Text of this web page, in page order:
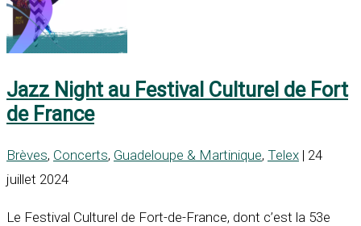
Jazz Night au Festival Culturel de Fort
de France
Brèves, Concerts, Guadeloupe & Martinique, Telex | 24
juillet 2024
Le Festival Culturel de Fort-de-France, dont c’est la 53e